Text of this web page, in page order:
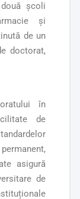
școli
și
de un
doctorat,
în
de
asigură
de